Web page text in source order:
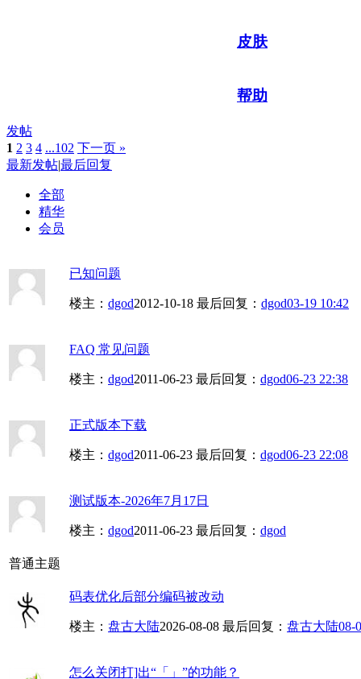
皮肤
帮助
发帖
1 2 3 4 ...102 下一页 »
最新发帖|最后回复
全部
精华
会员
已知问题
楼主： dgod2012-10-18 最后回复： dgod03-19 10:42
FAQ 常见问题
楼主： dgod2011-06-23 最后回复： dgod06-23 22:38
正式版本下载
楼主： dgod2011-06-23 最后回复： dgod06-23 22:08
测试版本-2026年7月17日
楼主： dgod2011-06-23 最后回复： dgod
普通主题
码表优化后部分编码被改动
楼主： 盘古大陆2026-08-08 最后回复： 盘古大陆08-
怎么关闭打]出“「」”的功能？